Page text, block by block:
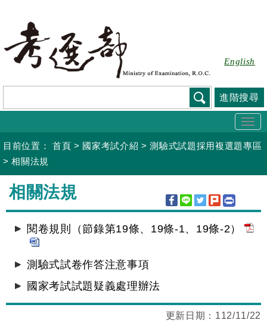
要
容
English
進階搜尋
目前位置： 首頁 > 國家考試介紹 >測驗式試題採用複選題專區
>相關法規
:::
相關法規
閱卷規則（節錄第19條、19條-1、19條-2）
測驗式試卷作答注意事項
國家考試試題疑義處理辦法
更新日期： 112/11/22